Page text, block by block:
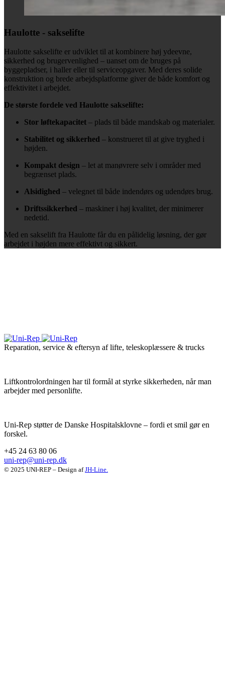
Haulotte - sakselifte
Haulotte sakselifte er udviklet til at kombinere høj ydeevne,
sikkerhed og brugervenlighed – uanset om de bruges på
byggepladser, i haller eller til serviceopgaver. Med deres solide
konstruktion og brede arbejdsplatforme giver de både komfort og
effektivitet i arbejdet.
De største fordele ved Haulotte sakselifte:
Stor løftekapacitet – plads til både mandskab og materialer.
Stabilitet og sikkerhed – konstrueret til at give tryghed i
højden.
Kompakt design – let at manøvrere selv i områder med
begrænset plads.
Alsidighed – velegnet til både indendørs og udendørs brug.
Driftssikkerhed – maskiner i høj kvalitet, der minimerer
nedetid.
Med en sakselift fra Haulotte får du en pålidelig løsning, der gør
arbejdet i højden mere effektivt og sikkert.
Reparation, service & eftersyn af lifte, teleskoplæssere & trucks
Liftkontrolordningen har til formål at styrke sikkerheden, når man
arbejder med personlifte.
Uni-Rep støtter de Danske Hospitalsklovne – fordi et smil gør en
forskel.
+45 24 63 80 06
uni-rep@uni-rep.dk
© 2025 UNI-REP – Design afJH-Line.